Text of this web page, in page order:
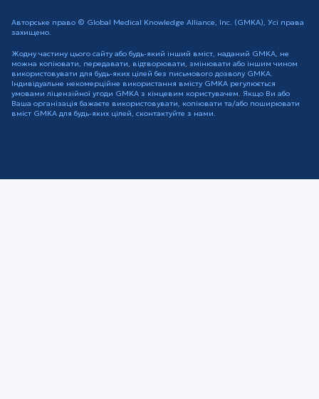
Авторське право © Global Medical Knowledge Alliance, Inc. (GMKA), Усі права
захищено.
Жодну частину цього сайту або будь-який інший вміст, наданий GMKA, не
можна копіювати, передавати, відтворювати, змінювати або іншим чином
використовувати для будь-яких цілей без письмового дозволу GMKA.
Індивідуальне некомерційне використання вмісту GMKA регулюється
умовами ліцензійної угоди GMKA з кінцевим користувачем. Якщо Ви або
Ваша організація бажаєте використовувати, копіювати та/або поширювати
вміст GMKA для будь-яких цілей, сконтактуйте з нами.